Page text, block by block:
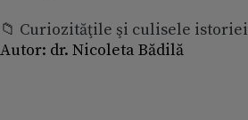
📁 Curiozităţile şi culisele istoriei
Autor: dr. Nicoleta Bădilă